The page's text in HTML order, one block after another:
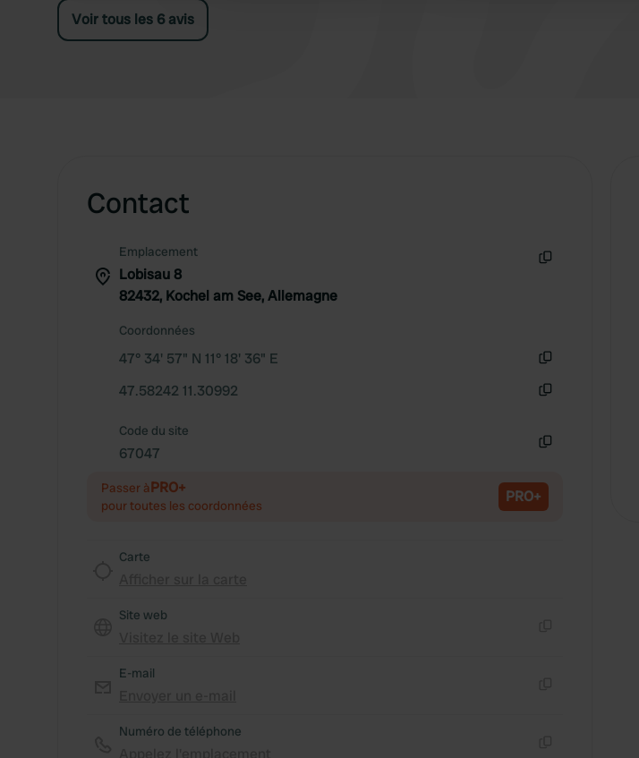
sandwich était excellent.
Voir tous les 6 avis
Contact
Emplacement
Lobisau 8
82432, Kochel am See, Allemagne
Coordonnées
47° 34' 57" N 11° 18' 36" E
47.58242 11.30992
Code du site
67047
Passer àPRO+
pour toutes les coordonnées PRO+
Carte
Site web
E-mail
Numéro de téléphone